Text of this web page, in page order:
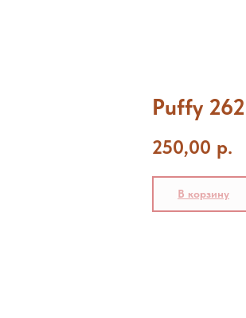
Puffy
250,00 р.
В корзину